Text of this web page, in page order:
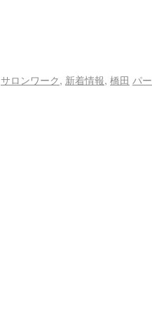
サロンワーク, 新着情報, 橋田 パ